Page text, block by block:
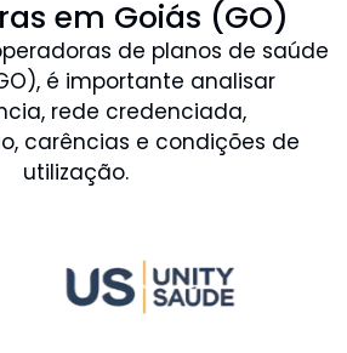
em Goiás (GO)
de planos de saúde
é importante analisar
rede credenciada,
carências e condições de
utilização.